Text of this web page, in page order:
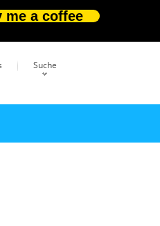
me a coffee
Suche